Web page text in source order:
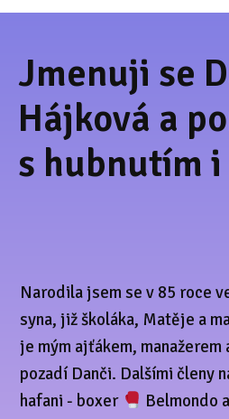
Jmenuji se
Hájková a
s hubnutím
Narodila jsem se v 85 roce
syna, již školáka, Matěje a
je mým ajťákem, manažerem
pozadí Danči. Dalšími členy
hafani - boxer
Belmondo